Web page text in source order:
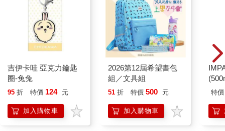
我出生前，爺爺就過世了。聽到故事中的瞿家，一家脾氣都急，
一家八口脾氣衝的、嗆的、大聲的，全都搶著講話，海源在日記
中也記著，真是又吵又雜亂。他會這樣寫，因為他最安靜，都看
在眼裡。
他在家也不是像奶奶說的「真是乖」，只是不講。不愉快不順心
不符格調都在心裡寫在日記裡，如此一直到念上了新竹中學，接
著又考上了第一志願臺大圖書館系。只要在家，海源每日每夜聽
到那叮叮咚咚敲鉛塊的聲音，無時不刻提醒著他，念書是要錢
的，生活是需要敲打的，全家依靠著父親敲打鐵鎚作點生意，才
稍微勉強得過。
吉伊卡哇 亞克力鑰匙
圈-兔兔
95 折 特價 124 元
加入購物車
2026第12屆希望書包
組／文具組
51 折 特價 500 元
加入購物車
特價